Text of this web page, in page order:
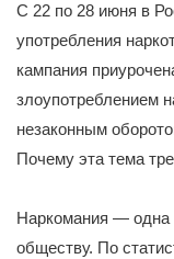
С 22 по 28 июня в
употребления
кампания
злоупотреблением
незаконным
Почему эта тема
Наркомания — одна
обществу. По